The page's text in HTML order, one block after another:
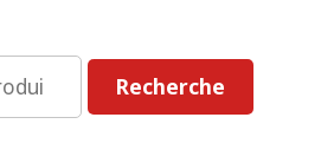
Recherche